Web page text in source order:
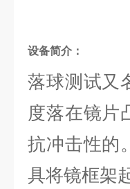
设备简介：
落球测试又
度落在镜片
抗冲击性的
具将镜框架